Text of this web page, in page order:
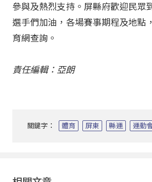
參與及熱烈支持。屏縣府歡迎民眾
選手們加油，各場賽事期程及地點
育網查詢。
責任編輯：亞朗
關鍵字： 體育 屏東 縣運 運動